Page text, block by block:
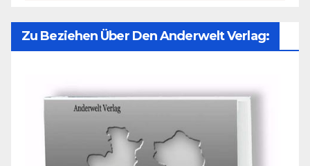
Zu Beziehen Über Den Anderwelt Verlag: